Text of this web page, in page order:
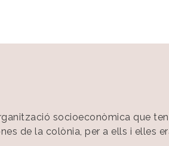
socioeconòmica que
de la colònia, per a ells i elles